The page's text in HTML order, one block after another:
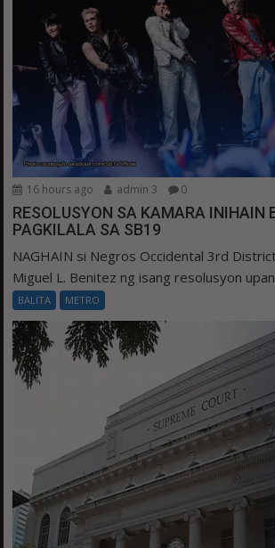
16 hours ago admin 3 0
RESOLUSYON SA KAMARA INIHAIN
PAGKILALA SA SB19
NAGHAIN si Negros Occidental 3rd
Miguel L. Benitez ng isang resolusyon
BALITA METRO